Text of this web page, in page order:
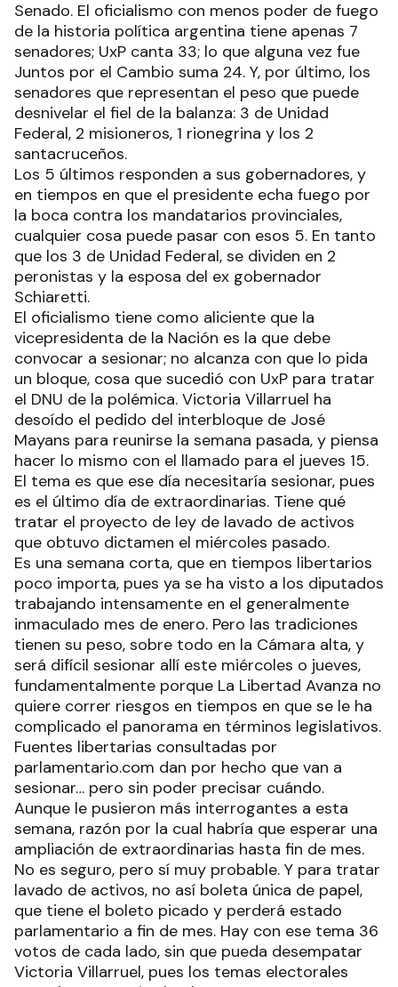
Senado. El oficialismo con menos poder de fuego
de la historia política argentina tiene apenas 7
senadores; UxP canta 33; lo que alguna vez fue
Juntos por el Cambio suma 24. Y, por último, los
senadores que representan el peso que puede
desnivelar el fiel de la balanza: 3 de Unidad
Federal, 2 misioneros, 1 rionegrina y los 2
santacruceños.
Los 5 últimos responden a sus gobernadores, y
en tiempos en que el presidente echa fuego por
la boca contra los mandatarios provinciales,
cualquier cosa puede pasar con esos 5. En tanto
que los 3 de Unidad Federal, se dividen en 2
peronistas y la esposa del ex gobernador
Schiaretti.
El oficialismo tiene como aliciente que la
vicepresidenta de la Nación es la que debe
convocar a sesionar; no alcanza con que lo pida
un bloque, cosa que sucedió con UxP para tratar
el DNU de la polémica. Victoria Villarruel ha
desoído el pedido del interbloque de José
Mayans para reunirse la semana pasada, y piensa
hacer lo mismo con el llamado para el jueves 15.
El tema es que ese día necesitaría sesionar, pues
es el último día de extraordinarias. Tiene qué
tratar el proyecto de ley de lavado de activos
que obtuvo dictamen el miércoles pasado.
Es una semana corta, que en tiempos libertarios
poco importa, pues ya se ha visto a los diputados
trabajando intensamente en el generalmente
inmaculado mes de enero. Pero las tradiciones
tienen su peso, sobre todo en la Cámara alta, y
será difícil sesionar allí este miércoles o jueves,
fundamentalmente porque La Libertad Avanza no
quiere correr riesgos en tiempos en que se le ha
complicado el panorama en términos legislativos.
Fuentes libertarias consultadas por
parlamentario.com dan por hecho que van a
sesionar… pero sin poder precisar cuándo.
Aunque le pusieron más interrogantes a esta
semana, razón por la cual habría que esperar una
ampliación de extraordinarias hasta fin de mes.
No es seguro, pero sí muy probable. Y para tratar
lavado de activos, no así boleta única de papel,
que tiene el boleto picado y perderá estado
parlamentario a fin de mes. Hay con ese tema 36
votos de cada lado, sin que pueda desempatar
Victoria Villarruel, pues los temas electorales